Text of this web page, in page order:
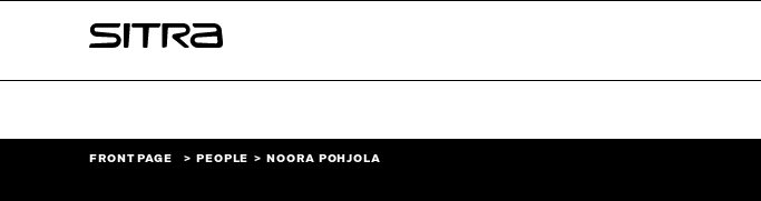
↓
Sitra
FRONT PAGE PEOPLE NOORA POHJOLA